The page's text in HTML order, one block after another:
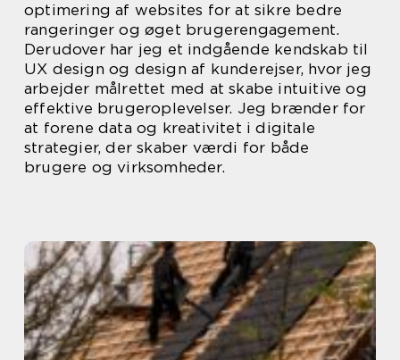
optimering af websites for at sikre bedre
rangeringer og øget brugerengagement.
Derudover har jeg et indgående kendskab til
UX design og design af kunderejser, hvor jeg
arbejder målrettet med at skabe intuitive og
effektive brugeroplevelser. Jeg brænder for
at forene data og kreativitet i digitale
strategier, der skaber værdi for både
brugere og virksomheder.